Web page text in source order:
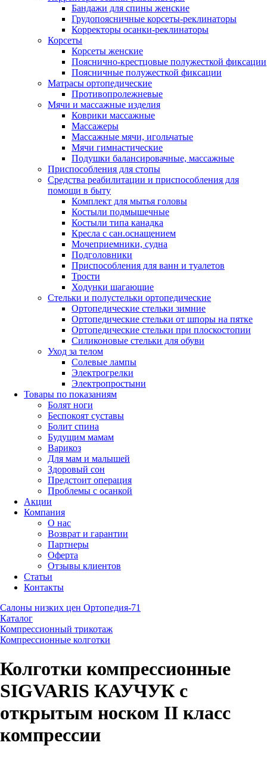
Бандажи для спины женские
Грудопоясничные корсеты-реклинаторы
Корректоры осанки-реклинаторы
Корсеты
Корсеты женские
Пояснично-крестцовые полужесткой фиксации
Поясничные полужесткой фиксации
Матрасы ортопедические
Противопролежневые
Мячи и массажные изделия
Коврики массажные
Массажеры
Массажные мячи, игольчатые
Мячи гимнастические
Подушки балансировачные, массажные
Приспособления для стопы
Средства реабилитации и приспособления для
помощи в быту
Комплект для мытья головы
Костыли подмышечные
Костыли типа канадка
Кресла с сан.оснащением
Мочеприемники, судна
Подголовники
Приспособления для ванн и туалетов
Трости
Ходунки шагающие
Стельки и полустельки ортопедические
Ортопедические стельки зимние
Ортопедические стельки от шпоры на пятке
Ортопедические стельки при плоскостопии
Силиконовые стельки для обуви
Уход за телом
Солевые лампы
Электрогрелки
Электропростыни
Товары по показаниям
Болят ноги
Беспокоят суставы
Болит спина
Будущим мамам
Варикоз
Для мам и малышей
Здоровый сон
Предстоит операция
Проблемы с осанкой
Акции
Компания
О нас
Возврат и гарантии
Партнеры
Оферта
Отзывы клиентов
Статьи
Контакты
Салоны низких цен Ортопедия-71
Каталог
Компрессионный трикотаж
Компрессионные колготки
Колготки компрессионные
SIGVARIS КАУЧУК с
открытым носком II класс
компрессии